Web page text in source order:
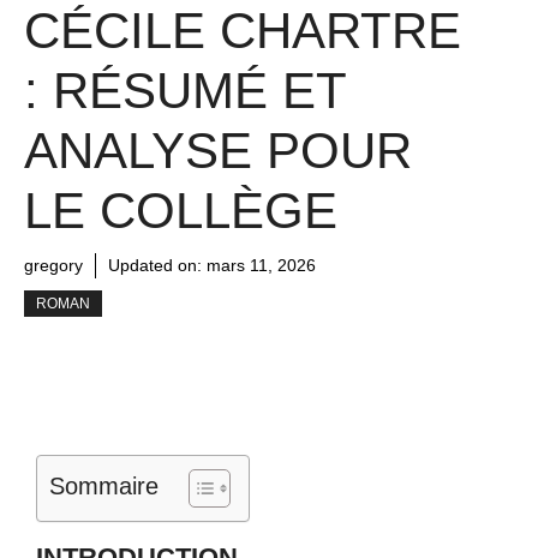
CÉCILE CHARTRE
: RÉSUMÉ ET
ANALYSE POUR
LE COLLÈGE
gregory Updated on: mars 11, 2026
ROMAN
Sommaire